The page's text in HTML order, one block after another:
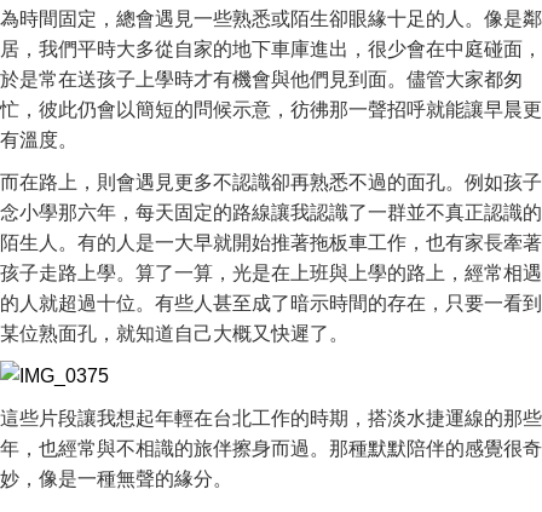
為時間固定，總會遇見一些熟悉或陌生卻眼緣十足的人。像是鄰
居，我們平時大多從自家的地下車庫進出，很少會在中庭碰面，
於是常在送孩子上學時才有機會與他們見到面。儘管大家都匆
忙，彼此仍會以簡短的問候示意，彷彿那一聲招呼就能讓早晨更
有溫度。
而在路上，則會遇見更多不認識卻再熟悉不過的面孔。例如孩子
念小學那六年，每天固定的路線讓我認識了一群並不真正認識的
陌生人。有的人是一大早就開始推著拖板車工作，也有家長牽著
孩子走路上學。算了一算，光是在上班與上學的路上，經常相遇
的人就超過十位。有些人甚至成了暗示時間的存在，只要一看到
某位熟面孔，就知道自己大概又快遲了。
這些片段讓我想起年輕在台北工作的時期，搭淡水捷運線的那些
年，也經常與不相識的旅伴擦身而過。那種默默陪伴的感覺很奇
妙，像是一種無聲的緣分。